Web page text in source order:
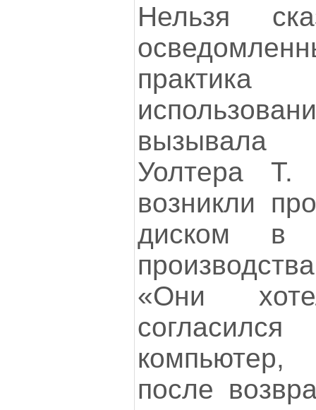
Нельзя
Уолтера Т.
возникли
диском в
«Они
компьютер,
после